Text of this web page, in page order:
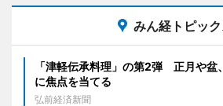
みん経トピッ
「津軽伝承料理」の第2弾 正月や盆
に焦点を当てる
弘前経済新聞